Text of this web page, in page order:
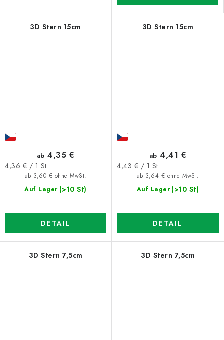
3D Stern 15cm
Auf Lager (>10 St)
ab 3,60 € ohne MwSt.
ab 4,35 €
Verkaufspreis:
4,36 € / 1 St
DETAIL
3D Stern 15cm
Auf Lager (>10 St)
ab 3,64 € ohne MwSt.
ab 4,41 €
Verkaufspreis:
4,43 € / 1 St
DETAIL
3D Stern 7,5cm 3D Stern 7,5cm